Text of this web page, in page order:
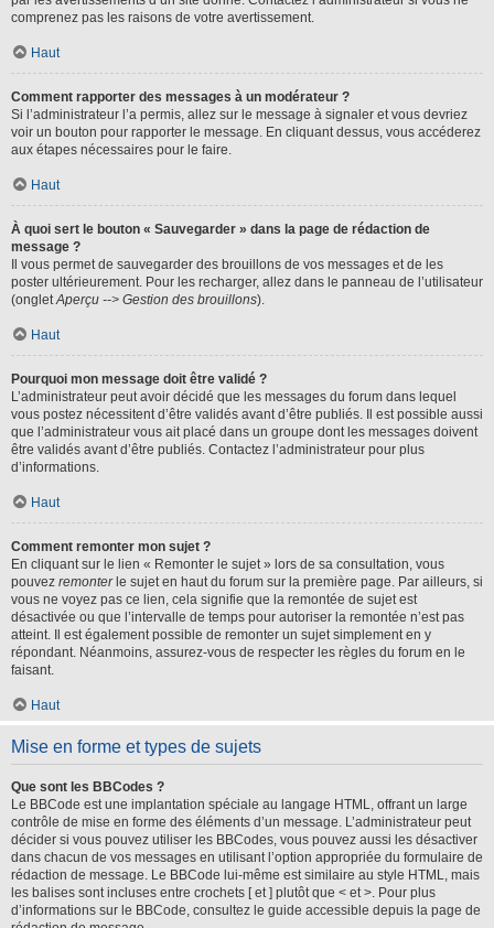
comprenez pas les raisons de votre avertissement.
Haut
Comment rapporter des messages à un modérateur ?
Si l’administrateur l’a permis, allez sur le message à signaler et vous devriez
voir un bouton pour rapporter le message. En cliquant dessus, vous accéderez
aux étapes nécessaires pour le faire.
Haut
À quoi sert le bouton « Sauvegarder » dans la page de rédaction de
message ?
Il vous permet de sauvegarder des brouillons de vos messages et de les
poster ultérieurement. Pour les recharger, allez dans le panneau de l’utilisateur
(ongletAperçu --> Gestion des brouillons).
Haut
Pourquoi mon message doit être validé ?
L’administrateur peut avoir décidé que les messages du forum dans lequel
vous postez nécessitent d’être validés avant d’être publiés. Il est possible aussi
que l’administrateur vous ait placé dans un groupe dont les messages doivent
être validés avant d’être publiés. Contactez l’administrateur pour plus
d’informations.
Haut
Comment remonter mon sujet ?
En cliquant sur le lien « Remonter le sujet » lors de sa consultation, vous
pouvez remonterle sujet en haut du forum sur la première page. Par ailleurs, si
vous ne voyez pas ce lien, cela signifie que la remontée de sujet est
désactivée ou que l’intervalle de temps pour autoriser la remontée n’est pas
atteint. Il est également possible de remonter un sujet simplement en y
répondant. Néanmoins, assurez-vous de respecter les règles du forum en le
faisant.
Haut
Mise en forme et types de sujets
Que sont les BBCodes ?
Le BBCode est une implantation spéciale au langage HTML, offrant un large
contrôle de mise en forme des éléments d’un message. L’administrateur peut
décider si vous pouvez utiliser les BBCodes, vous pouvez aussi les désactiver
dans chacun de vos messages en utilisant l’option appropriée du formulaire de
rédaction de message. Le BBCode lui-même est similaire au style HTML, mais
les balises sont incluses entre crochets [ et ] plutôt que < et >. Pour plus
d’informations sur le BBCode, consultez le guide accessible depuis la page de